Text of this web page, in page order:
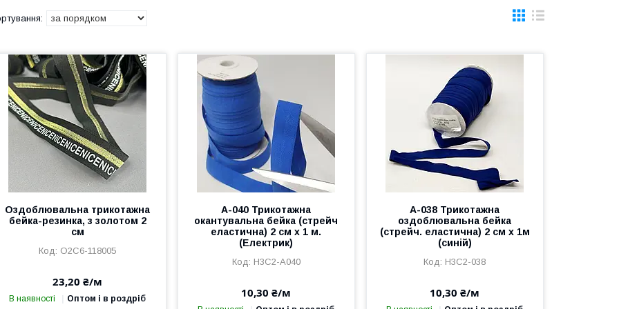
Оздоблювальна трикотажна
бейка-резинка, з золотом 2
см
О2С6-118005
23,20 ₴/м
В наявності Оптом і в роздріб
A-040 Трикотажна
окантувальна бейка (стрейч
еластична) 2 см х 1 м.
(Електрик)
Н3С2-А040
10,30 ₴/м
A-038 Трикотажна
оздоблювальна бейка
(стрейч. еластична) 2 см х 1м
(синій)
Н3С2-038
10,30 ₴/м